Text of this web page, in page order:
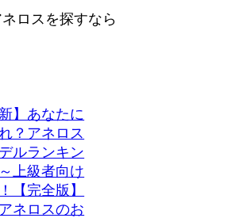
ロスを探すなら
】あなたに
？アネロス
ルランキン
上級者向け
【完全版】
ネロスのお